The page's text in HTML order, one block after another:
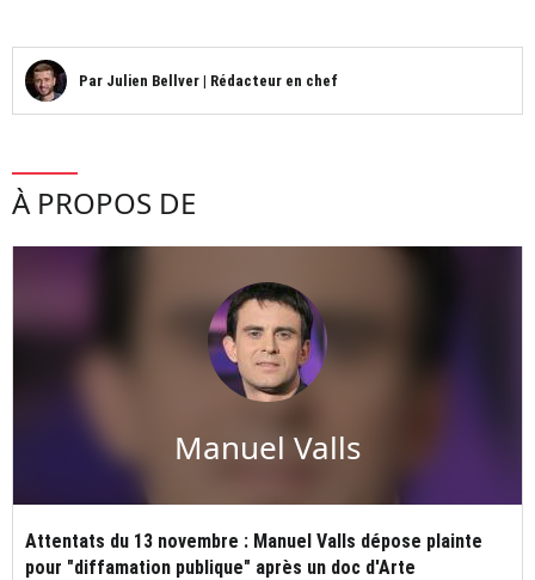
Par Julien Bellver | Rédacteur en chef
À PROPOS DE
Manuel Valls
Attentats du 13 novembre : Manuel Valls dépose plainte
pour "diffamation publique" après un doc d'Arte